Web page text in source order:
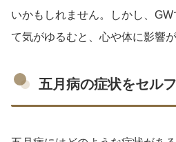
いかもしれません。しかし、
て気がゆるむと、心や体に影響
五月病の症状をセル